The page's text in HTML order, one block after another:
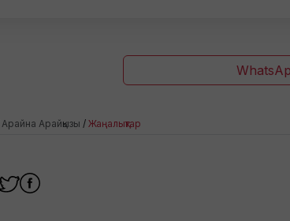
Арайна Арайқызы / Жаңалықтар